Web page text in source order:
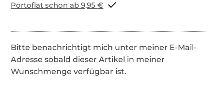
Portoflat schon ab 9,95 €
Bitte benachrichtigt mich unter meiner E-Mail-
Adresse sobald dieser Artikel in meiner
Wunschmenge verfügbar ist.